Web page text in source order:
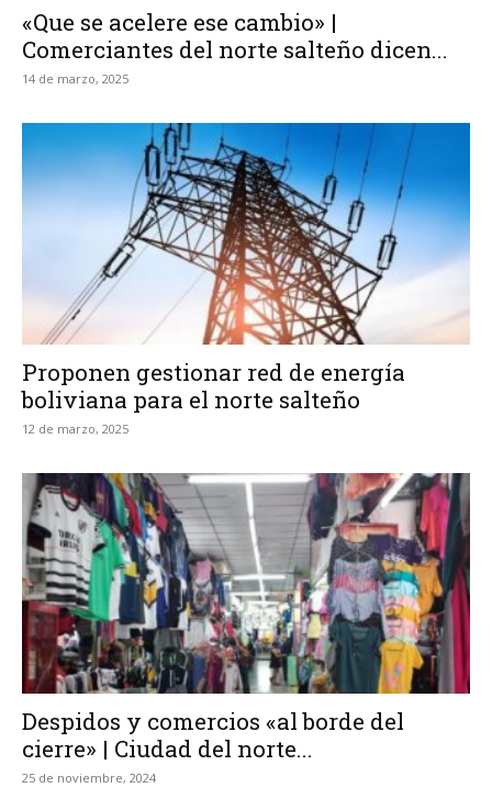
«Que se acelere ese cambio» |
Comerciantes del norte salteño dicen...
14 de marzo, 2025
Proponen gestionar red de energía
boliviana para el norte salteño
12 de marzo, 2025
Despidos y comercios «al borde del
cierre» | Ciudad del norte...
25 de noviembre, 2024